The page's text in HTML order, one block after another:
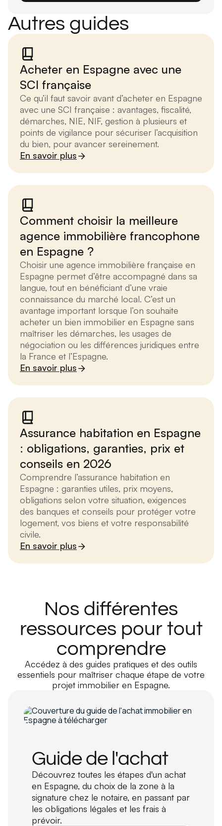
Autres guides
Acheter en Espagne avec une
SCI française
Ce qu’il faut savoir avant d’acheter en Espagne
avec une SCI française : avantages, fiscalité,
démarches, NIE, NIF, gestion à plusieurs et
points de vigilance pour sécuriser l’acquisition
du bien, pour avancer sereinement.
En savoir plus
Comment choisir la meilleure
agence immobilière francophone
en Espagne ?
Choisir une agence immobilière française en
Espagne permet d’être accompagné dans sa
langue, tout en bénéficiant d’une vraie
connaissance du marché local. C’est un
avantage important lorsque l’on souhaite
acheter un bien immobilier en Espagne sans
maîtriser les démarches, les usages de
négociation ou les différences juridiques entre
la France et l’Espagne.
En savoir plus
Assurance habitation en Espagne
: obligations, garanties, prix et
conseils en 2026
Comprendre l’assurance habitation en
Espagne : garanties utiles, prix moyens,
obligations selon votre situation, exigences
des banques et conseils pour protéger votre
logement, vos biens et votre responsabilité
civile.
En savoir plus
Nos différentes
ressources pour tout
comprendre
Accédez à des guides pratiques et des outils
essentiels pour maîtriser chaque étape de votre
projet immobilier en Espagne.
Guide de l'achat
Découvrez toutes les étapes d'un achat
en Espagne, du choix de la zone à la
signature chez le notaire, en passant par
les obligations légales et les frais à
prévoir.